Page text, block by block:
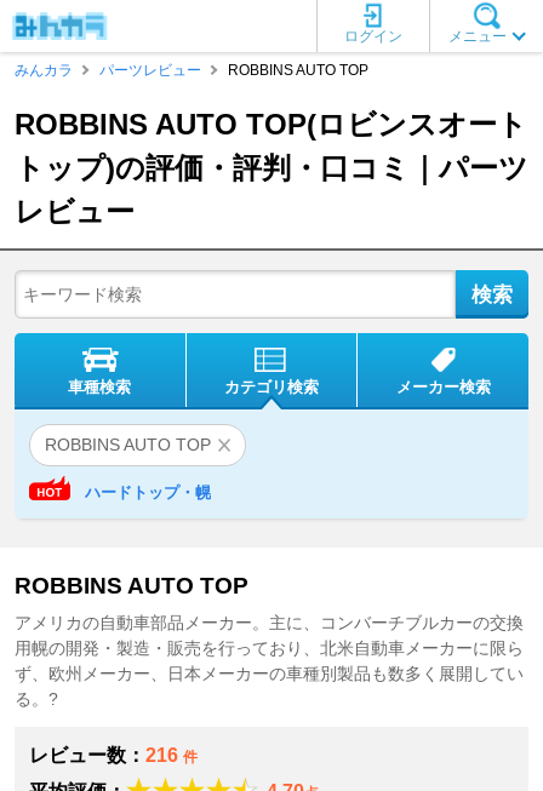
メニュー
ログイン
みんカラ
パーツレビュー ROBBINS AUTO TOP
ROBBINS AUTO TOP(ロビンスオート
トップ)の評価・評判・口コミ｜パーツ
レビュー
車種検索 カテゴリ検索 メーカー検索
ROBBINS AUTO TOP
ハードトップ・幌
ROBBINS AUTO TOP
アメリカの自動車部品メーカー。主に、コンバーチブルカーの交換
用幌の開発・製造・販売を行っており、北米自動車メーカーに限ら
ず、欧州メーカー、日本メーカーの車種別製品も数多く展開してい
る。?
レビュー数： 216 件